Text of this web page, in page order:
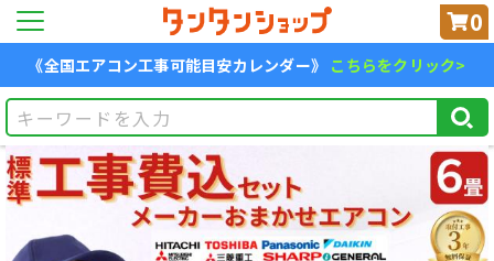
0
《全国エアコン工事可能目安カレンダー》 こちらをクリック>